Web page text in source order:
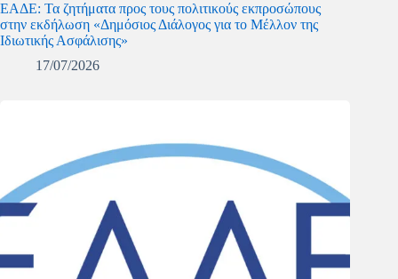
ΕΑΔΕ: Τα ζητήματα προς τους πολιτικούς εκπροσώπους
στην εκδήλωση «Δημόσιος Διάλογος για το Μέλλον της
Ιδιωτικής Ασφάλισης»
17/07/2026